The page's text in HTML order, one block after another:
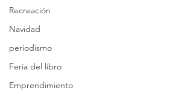
Recreación
Navidad
periodismo
Feria del libro
Emprendimiento